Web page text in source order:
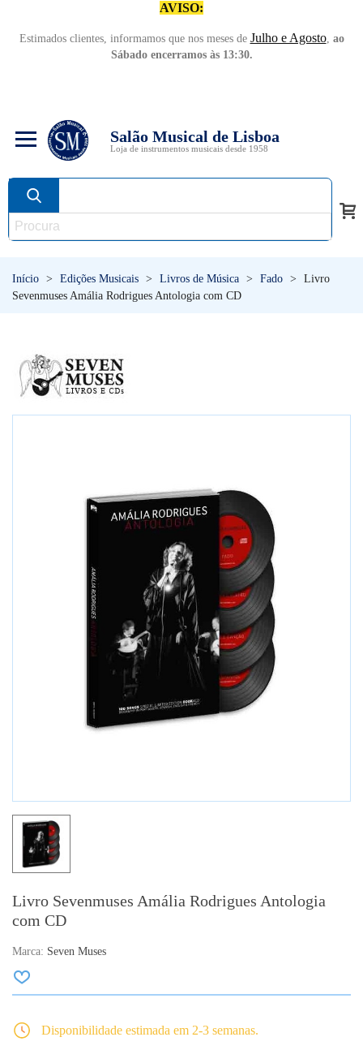
AVISO:
Estimados clientes, informamos que nos meses de Julho e Agosto, ao
Sábado encerramos às 13:30.
Salão Musical de Lisboa
Loja de instrumentos musicais desde 1958
Início > Edições Musicais > Livros de Música > Fado >
Livro
Sevenmuses Amália Rodrigues Antologia com CD
Livro Sevenmuses Amália Rodrigues Antologia
com CD
Marca: Seven Muses
Disponibilidade estimada em 2-3 semanas.